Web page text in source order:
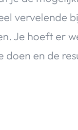
vervelende
Je hoeft er
doen en de